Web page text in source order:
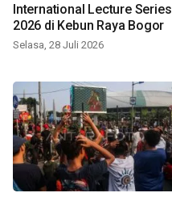
International Lecture Series
2026 di Kebun Raya Bogor
Selasa, 28 Juli 2026